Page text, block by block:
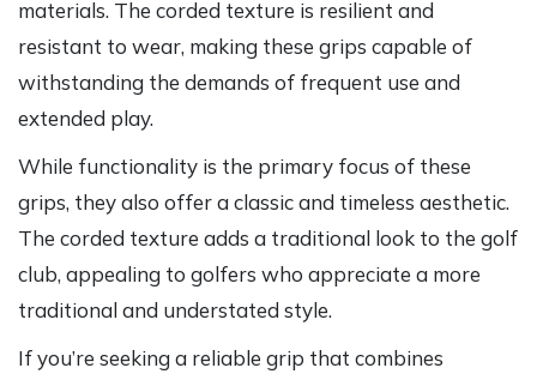
materials. The corded texture is resilient and
resistant to wear, making these grips capable of
withstanding the demands of frequent use and
extended play.
While functionality is the primary focus of these
grips, they also offer a classic and timeless aesthetic.
The corded texture adds a traditional look to the golf
club, appealing to golfers who appreciate a more
traditional and understated style.
If you’re seeking a reliable grip that combines